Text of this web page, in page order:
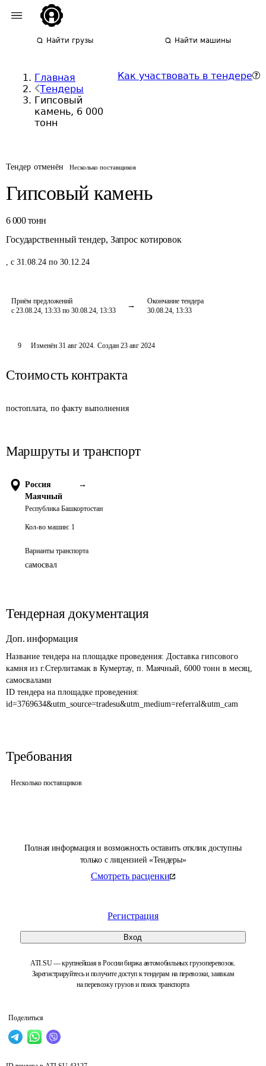
Найти грузы Найти машины
Главная
Тендеры
Гипсовый
камень, 6 000
тонн
Как участвовать в тендере
Тендер отменён Несколько поставщиков
Гипсовый камень
6 000 тонн
Государственный тендер, Запрос котировок
, с 31.08.24 по 30.12.24
Приём предложений
с 23.08.24, 13:33 по 30.08.24, 13:33
Окончание тендера
30.08.24, 13:33
Полная информация и возможность оставить отклик доступны
только с лицензией «Тендеры»
Смотреть расценки
Регистрация
Вход
ATI.SU — крупнейшая в России биржа автомобильных грузоперевозок.
Зарегистрируйтесь и получите доступ к тендерам на перевозки, заявкам
на перевозку грузов и поиск транспорта
Поделиться
9 Изменён 31 авг 2024. Создан 23 авг 2024
Стоимость контракта
постоплата, по факту выполнения
Маршруты и транспорт
Россия
→
Маячный
Республика Башкортостан
Кол-во машин: 1
Варианты транспорта
самосвал
Тендерная документация
Доп. информация
Название тендера на площадке проведения: Доставка гипсового
камня из г.Стерлитамак в Кумертау, п. Маячный, 6000 тонн в месяц,
самосвалами
ID тендера на площадке проведения:
id=3769634&utm_source=tradesu&utm_medium=referral&utm_cam
Требования
Несколько поставщиков